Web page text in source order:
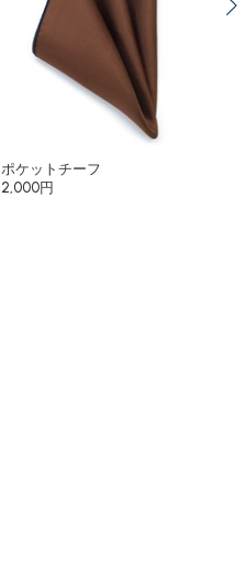
ポケットチーフ
2,000円